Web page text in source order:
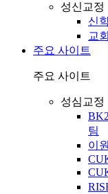
성신교정
신
교
주요 사이트
주요 사이트
성심교정
팀
이